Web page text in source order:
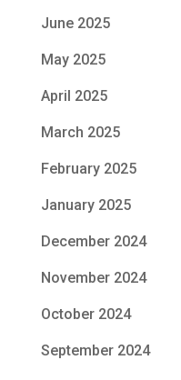
June 2025
May 2025
April 2025
March 2025
February 2025
January 2025
December 2024
November 2024
October 2024
September 2024